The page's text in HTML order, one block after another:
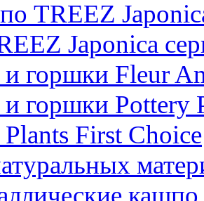
TREEZ
Japonica
горшки Fleur
горшки Pottery
First Choice
кашпо